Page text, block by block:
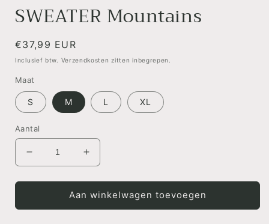
SWEATER Mountains
Normale
prijs
€37,99 EUR
Inclusief btw. Verzendkosten zitten inbegrepen.
Maat
S M L XL
Aantal
Aantal
verlagen
voor
SWEATER
Mountains
Aantal
verhogen
voor
SWEATER
Mountains
Aan winkelwagen toevoegen